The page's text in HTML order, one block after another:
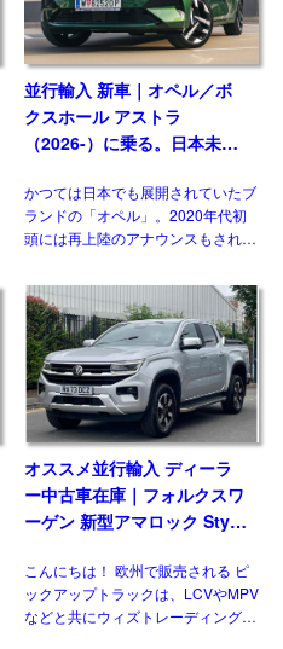
並行輸入 新車｜オペル／ボ
クスホール アストラ
（2026-）に乗る。日本未導
要・スペック・価格の情報。
かつては日本でも展開されていたブ
ランドの「オペル」。2020年代初
頭には再上陸のアナウンスもされま
ません。一方欧州では積極的なモデ
ル展開を行っており、ベストセラー
の基幹モデルがフェイスリフ […]
オススメ並行輸入 ディーラ
ー中古車在庫｜フォルクスワ
ーゲン 新型アマロック Style
ドル
こんにちは！ 欧州で販売される ピ
ックアップトラックは、LCVやMPV
などと共にウィズトレーディング